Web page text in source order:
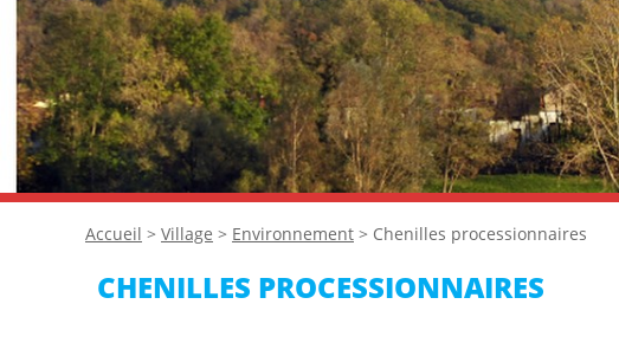
Accueil > Village > Environnement > Chenilles processionnaires
CHENILLES PROCESSIONNAIRES